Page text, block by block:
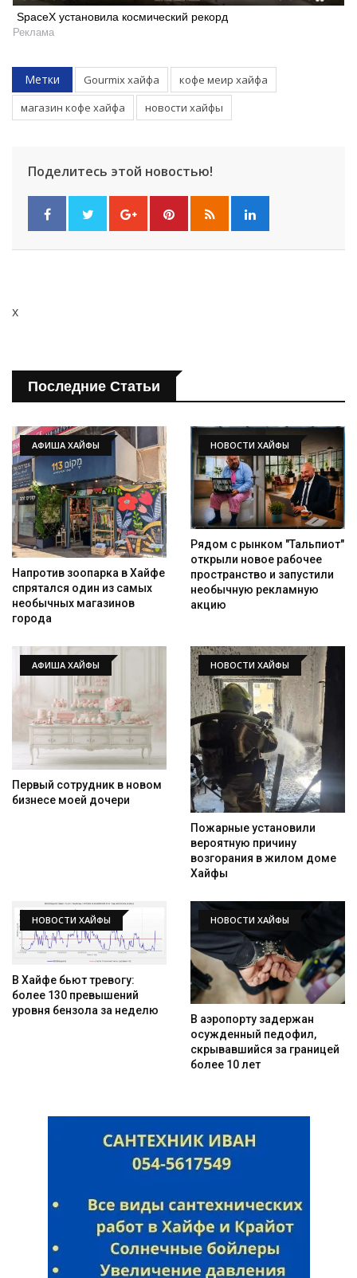
SpaceX установила космический рекорд
Реклама
Метки Gourmix хайфа
кофе меир хайфа
магазин кофе хайфа
новости хайфы
Поделитесь этой новостью!
x
Последние Статьи
АФИША ХАЙФЫ
Напротив зоопарка в Хайфе
спрятался один из самых
необычных магазинов
города
НОВОСТИ ХАЙФЫ
Рядом с рынком "Тальпиот"
открыли новое рабочее
пространство и запустили
необычную рекламную
акцию
АФИША ХАЙФЫ
Первый сотрудник в новом
бизнесе моей дочери
НОВОСТИ ХАЙФЫ
Пожарные установили
вероятную причину
возгорания в жилом доме
Хайфы
НОВОСТИ ХАЙФЫ
В Хайфе бьют тревогу:
более 130 превышений
уровня бензола за неделю
НОВОСТИ ХАЙФЫ
В аэропорту задержан
осужденный педофил,
скрывавшийся за границей
более 10 лет